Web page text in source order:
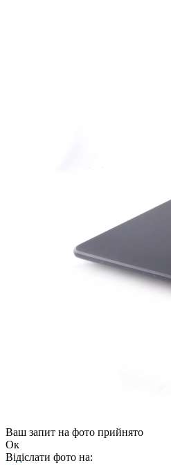
Ваш запит на фото прийнято
Ок
Відіслати фото на: